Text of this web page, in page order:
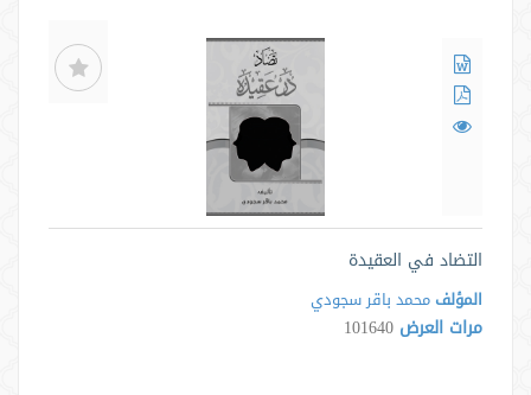
التضاد في العقيدة
المؤلف محمد باقر سجودي
مرات العرض 101640